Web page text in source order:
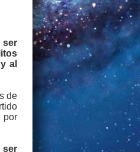
ser
al
de
por
ser